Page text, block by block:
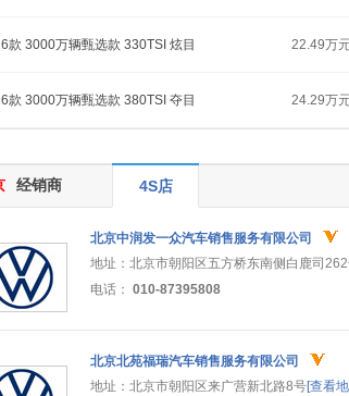
款 3000万辆甄选款 330TSI 炫目 22.49万
款 3000万辆甄选款 380TSI 夺目 24.29万
经销商 4S店
北京中润发一众汽车销售服务有限公司
地址： 北京市朝阳区五方桥东南侧白鹿司
电话： 010-87395808
北京北苑福瑞汽车销售服务有限公司
地址： 北京市朝阳区来广营新北路8号[查看